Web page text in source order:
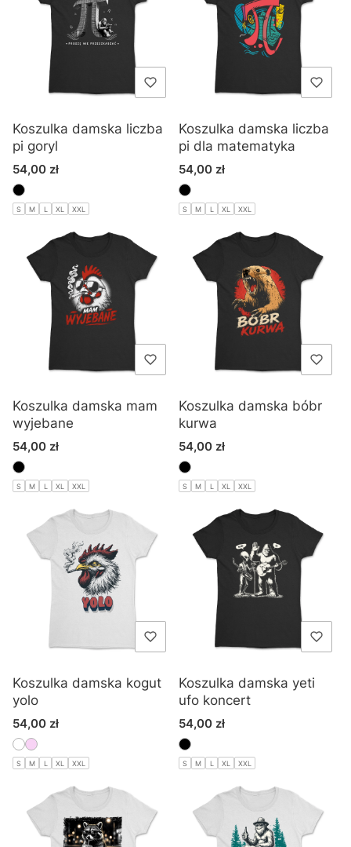
Koszulka damska liczba
pi goryl
Cena
54,00 zł
S M L XL XXL
Koszulka damska liczba
pi dla matematyka
Cena
54,00 zł
S M L XL XXL
Koszulka damska mam
wyjebane
Cena
54,00 zł
S M L XL XXL
Koszulka damska bóbr
kurwa
Cena
54,00 zł
S M L XL XXL
Koszulka damska kogut
yolo
Cena
54,00 zł
S M L XL XXL
Koszulka damska yeti
ufo koncert
Cena
54,00 zł
S M L XL XXL